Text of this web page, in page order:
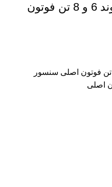
سنسور هوای ECM الوند 6 و 8 تن فوتون
سنسور هوای ECM الوند 6 و 8 تن فوتون اصلی سنسور